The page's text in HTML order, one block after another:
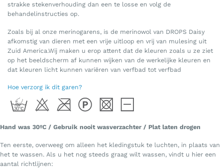
strakke stekenverhouding dan een te losse en volg de
behandelinstructies op.
Zoals bij al onze merinogarens, is de merinowol van DROPS Daisy
afkomstig van dieren met een vrije uitloop en vrij van mulesing uit
Zuid America.Wij maken u erop attent dat de kleuren zoals u ze ziet
op het beeldscherm af kunnen wijken van de werkelijke kleuren en
dat kleuren licht kunnen variëren van verfbad tot verfbad
Hoe verzorg ik dit garen?
Hand was 30ºC / Gebruik nooit wasverzachter / Plat laten drogen
Ten eerste, overweeg om alleen het kledingstuk te luchten, in plaats van
het te wassen. Als u het nog steeds graag wilt wassen, vindt u hier een
aantal richtlijnen: